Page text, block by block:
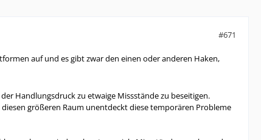
#671
auf und es gibt zwar den einen oder anderen Haken,
Handlungsdruck zu etwaige Missstände zu beseitigen.
größeren Raum unentdeckt diese temporären Probleme